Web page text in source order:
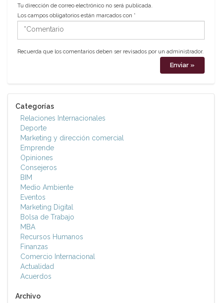
Tu dirección de correo electrónico no será publicada.
Los campos obligatorios están marcados con *
*Comentario
Recuerda que los comentarios deben ser revisados por un administrador.
Categorías
Relaciones Internacionales
Deporte
Marketing y dirección comercial
Emprende
Opiniones
Consejeros
BIM
Medio Ambiente
Eventos
Marketing Digital
Bolsa de Trabajo
MBA
Recursos Humanos
Finanzas
Comercio Internacional
Actualidad
Acuerdos
Archivo